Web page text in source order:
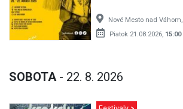
Nové Mesto nad Váhom,
Piatok 21.08.2026, 15:00
SOBOTA - 22. 8. 2026